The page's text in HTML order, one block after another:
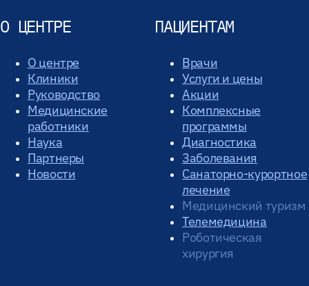
О ЦЕНТРЕ
О центре
Клиники
Руководство
Медицинские
работники
Наука
Партнеры
Новости
ПАЦИЕНТАМ
Врачи
Услуги и цены
Акции
Комплексные
программы
Диагностика
Заболевания
Санаторно-курортное
лечение
Медицинский туризм
Телемедицина
Роботическая
хирургия